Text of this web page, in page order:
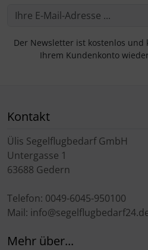
Der Newsletter ist kostenlos
Ihrem Kundenkonto
Kontakt
Ülis Segelflugbedarf GmbH
Untergasse 1
63688 Gedern
Telefon: 0049-6045-950100
Mail:
Mehr über...